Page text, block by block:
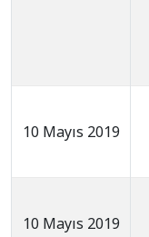
10 Mayıs 2019
10 Mayıs 2019